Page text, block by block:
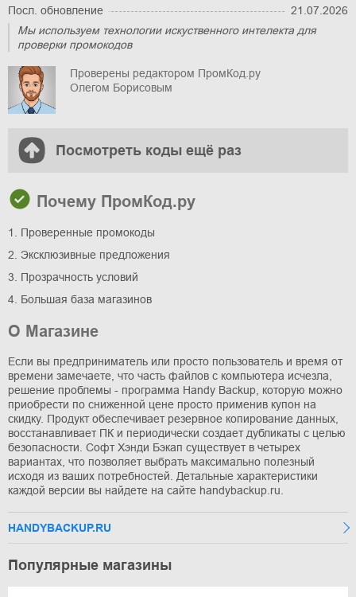
Посл. обновление
21.07.2026
Мы используем технологии искуственного интелекта для
проверки промокодов
Проверены редактором ПромКод.ру
Олегом Борисовым
Посмотреть коды ещё раз
Почему ПромКод.ру
1. Проверенные промокоды
2. Эксклюзивные предложения
3. Прозрачность условий
4. Большая база магазинов
О Магазине
Если вы предприниматель или просто пользователь и время от
времени замечаете, что часть файлов с компьютера исчезла,
решение проблемы - программа Handy Backup, которую можно
приобрести по сниженной цене просто применив купон на
скидку. Продукт обеспечивает резервное копирование данных,
восстанавливает ПК и периодически создает дубликаты с целью
безопасности. Софт Хэнди Бэкап существует в четырех
вариантах, что позволяет выбрать максимально полезный
исходя из ваших потребностей. Детальные характеристики
каждой версии вы найдете на сайте handybackup.ru.
HANDYBACKUP.RU
Популярные магазины